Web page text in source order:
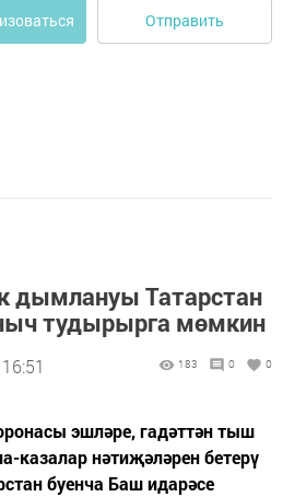
Отправить
дымлануы Татарстан
тудырырга мөмкин
183 0 0
эшләре, гадәттән тыш
казалар нәтиҗәләрен бетерү
буенча Баш идарәсе